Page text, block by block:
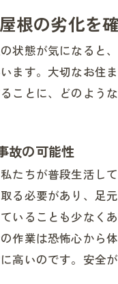
根の劣化を
状態が気になると
ます。大切なお住
ことに、どのよう
故の可能性
たちが普段生活し
る必要があり、足
いることも少なく
作業は恐怖心から
高いのです。安全